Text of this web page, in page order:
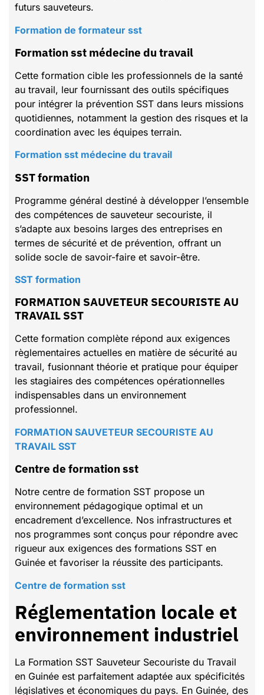
futurs sauveteurs.
Formation de formateur sst
Formation sst médecine du travail
Cette formation cible les professionnels de la santé
au travail, leur fournissant des outils spécifiques
pour intégrer la prévention SST dans leurs missions
quotidiennes, notamment la gestion des risques et la
coordination avec les équipes terrain.
Formation sst médecine du travail
SST formation
Programme général destiné à développer l’ensemble
des compétences de sauveteur secouriste, il
s’adapte aux besoins larges des entreprises en
termes de sécurité et de prévention, offrant un
solide socle de savoir-faire et savoir-être.
SST formation
FORMATION SAUVETEUR SECOURISTE AU
TRAVAIL SST
Cette formation complète répond aux exigences
règlementaires actuelles en matière de sécurité au
travail, fusionnant théorie et pratique pour équiper
les stagiaires des compétences opérationnelles
indispensables dans un environnement
professionnel.
FORMATION SAUVETEUR SECOURISTE AU
TRAVAIL SST
Centre de formation sst
Notre centre de formation SST propose un
environnement pédagogique optimal et un
encadrement d’excellence. Nos infrastructures et
nos programmes sont conçus pour répondre avec
rigueur aux exigences des formations SST en
Guinée et favoriser la réussite des participants.
Centre de formation sst
Réglementation locale et
environnement industriel
La Formation SST Sauveteur Secouriste du Travail
en Guinée est parfaitement adaptée aux spécificités
législatives et économiques du pays. En Guinée, des